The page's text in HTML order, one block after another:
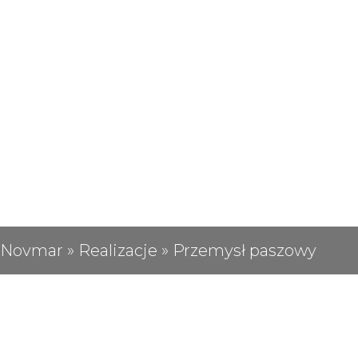
Novmar » Realizacje » Przemysł paszowy